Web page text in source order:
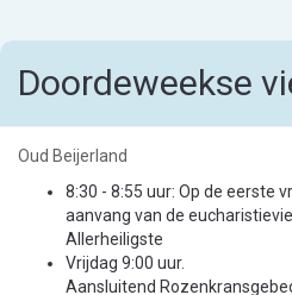
Doordeweekse
Oud Beijerland
8:30 - 8:55 uur: Op de eerste
aanvang van de
Allerheiligste
Vrijdag 9:00 uur.
Aansluitend